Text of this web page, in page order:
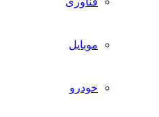
موبایل
خودرو